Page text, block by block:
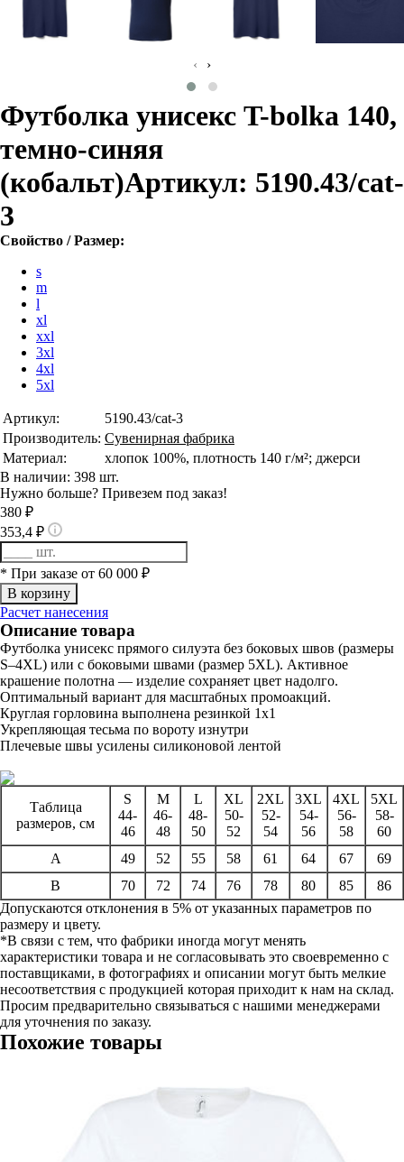
‹ ›
Футболка унисекс T-bolka 140,
темно-синяя
(кобальт)Артикул: 5190.43/cat-
3
Свойство / Размер:
s
m
l
xl
xxl
3xl
4xl
5xl
Артикул:
5190.43/cat-3
Производитель: Сувенирная фабрика
Материал:
хлопок 100%, плотность 140 г/м²; джерси
В наличии: 398 шт.
Нужно больше? Привезем под заказ!
380 ₽
353,4 ₽
* При заказе от 60 000 ₽
Расчет нанесения
Описание товара
Футболка унисекс прямого силуэта без боковых швов (размеры
S–4XL) или с боковыми швами (размер 5XL). Активное
крашение полотна — изделие сохраняет цвет надолго.
Оптимальный вариант для масштабных промоакций.
Круглая горловина выполнена резинкой 1х1
Укрепляющая тесьма по вороту изнутри
Плечевые швы усилены силиконовой лентой
Таблица
размеров, см
S
44-
46
M
46-
48
L
48-
50
XL
50-
52
2XL
52-
54
3XL
54-
56
4XL
56-
58
5XL
58-
60
A
49 52 55 58 61 64 67
69
B
70 72 74 76 78 80 85
86
Допускаются отклонения в 5% от указанных параметров по
размеру и цвету.
*В связи с тем, что фабрики иногда могут менять
характеристики товара и не согласовывать это своевременно с
поставщиками, в фотографиях и описании могут быть мелкие
несоответствия с продукцией которая приходит к нам на склад.
Просим предварительно связываться с нашими менеджерами
для уточнения по заказу.
Похожие товары